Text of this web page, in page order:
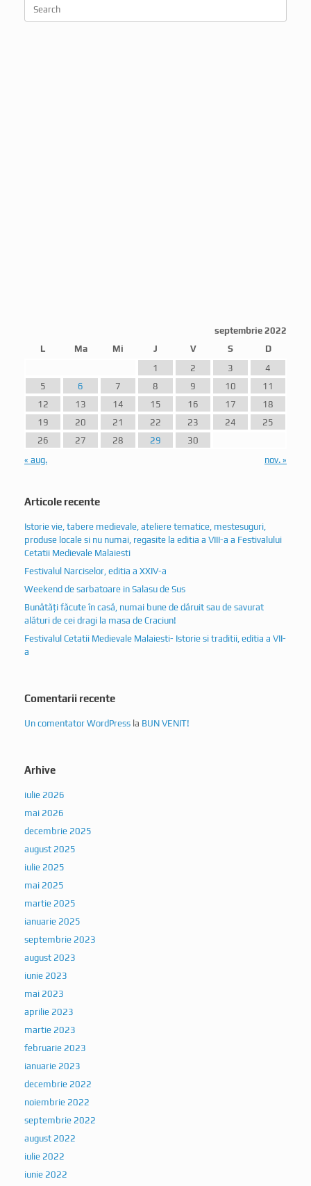
septembrie 2022
L
Ma Mi J V S
D
1
2 3
4
5
6 7 8 9 10
11
12
13 14 15 16 17
18
19
20 21 22 23 24
25
26
27 28 29
30
« aug.
nov. »
Articole recente
Istorie vie, tabere medievale, ateliere tematice, mestesuguri,
produse locale si nu numai, regasite la editia a VIII-a a Festivalului
Cetatii Medievale Malaiesti
Festivalul Narciselor, editia a XXIV-a
Weekend de sarbatoare in Salasu de Sus
Bunătăți făcute în casă, numai bune de dăruit sau de savurat
alături de cei dragi la masa de Craciun!
Festivalul Cetatii Medievale Malaiesti- Istorie si traditii, editia a VII-
a
Comentarii recente
Un comentator WordPress la BUN VENIT!
Arhive
iulie 2026
mai 2026
decembrie 2025
august 2025
iulie 2025
mai 2025
martie 2025
ianuarie 2025
septembrie 2023
august 2023
iunie 2023
mai 2023
aprilie 2023
martie 2023
februarie 2023
ianuarie 2023
decembrie 2022
noiembrie 2022
septembrie 2022
august 2022
iulie 2022
iunie 2022